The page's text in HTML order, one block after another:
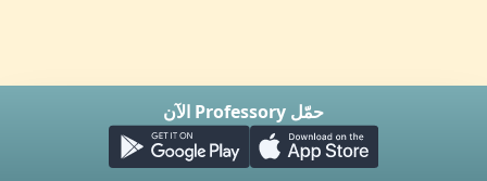
حمّل Professory الآن